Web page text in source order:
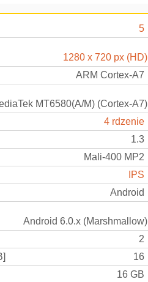
5
1280 x 720 px (HD)
ARM Cortex-A7
MT6580(A/M) (Cortex-A7)
4 rdzenie
1.3
Mali-400 MP2
IPS
Android
Android 6.0.x (Marshmallow)
2
16
16 GB